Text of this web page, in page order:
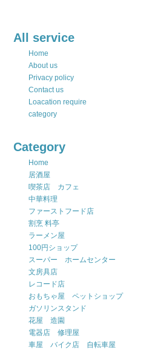
All service
Home
About us
Privacy policy
Contact us
Loacation require
category
Category
Home
居酒屋
喫茶店 カフェ
中華料理
ファーストフード店
割烹 料亭
ラーメン屋
100円ショップ
スーパー ホームセンター
文房具店
レコード店
おもちゃ屋 ペットショップ
ガソリンスタンド
花屋 造園
電器店 修理屋
車屋 バイク店 自転車屋